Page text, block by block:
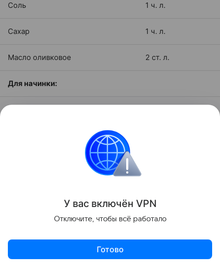
Соль 1 ч. л.
Сахар 1 ч. л.
Масло оливковое 2 ст. л.
Для начинки:
Белый или томатный соус 100 г
Базилик По вкусу
У вас включён VPN
Отключите, чтобы всё работало
Готово